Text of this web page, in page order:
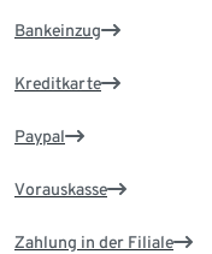
Bankeinzug
Kreditkarte
Paypal
Vorauskasse
Zahlung in der Filiale